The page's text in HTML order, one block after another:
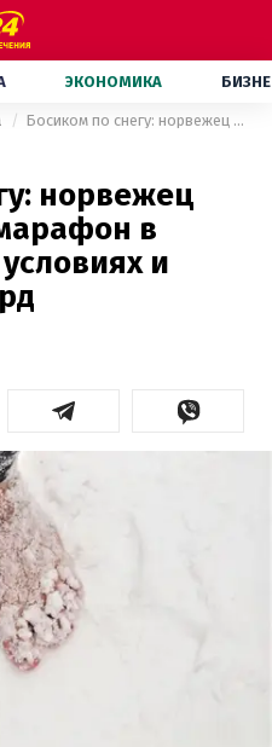
ЭКОНОМИКА
Босиком по снегу: норвежец пробежал полумарафон в экстремальных условиях и установил рекорд
норвежец
в
и